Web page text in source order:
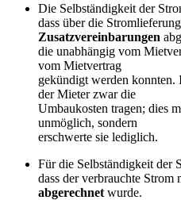
Die Selbständigkeit der
dass über die
Zusatzvereinbarungen
die unabhängig vom
vom Mietvertrag
gekündigt werden
der Mieter zwar die
Umbaukosten tragen; dies
unmöglich, sondern
erschwerte sie lediglich.
Für die Selbständigkeit der
dass der verbrauchte Strom
abgerechnet wurde.